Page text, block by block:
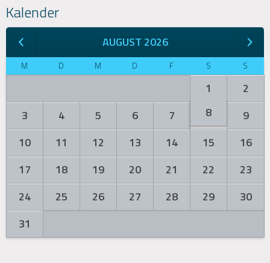
Kalender
AUGUST 2026
M D M D F S S
1
2
3
4 5 6 7 8
9
10
11 12 13 14 15
16
17
18 19 20 21 22
23
24
25 26 27 28 29
30
31